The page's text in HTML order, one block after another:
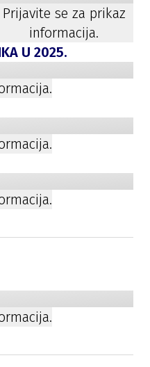
Prijavite se za prikaz
informacija.
U 2025.